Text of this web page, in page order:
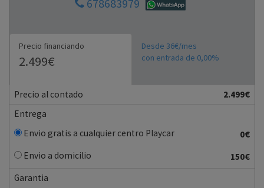
678683979
Precio financiando
2.499€
Desde 36€/mes
con entrada de 0,00%
Precio al contado
2.499€
Entrega
Envio gratis a cualquier centro Playcar
0€
Envio a domicilio
150€
Garantia